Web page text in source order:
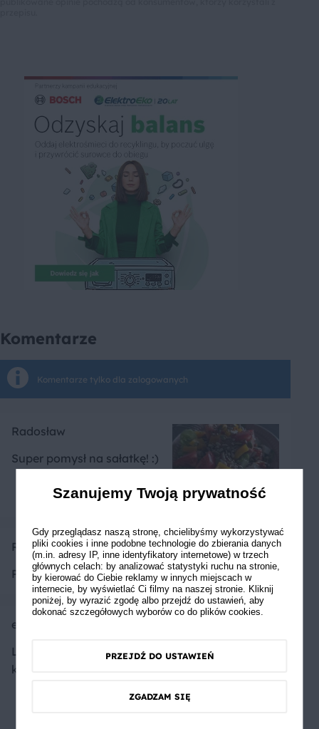
Komentarze
Komentarze tylko dla zalogowanych
Radosław
Super pomysł na sałatkę! :)
Radosław
Polecam serdecznie
ewaregina
Lekka i smaczna. Użyłam
kaszy quinoa
Szanujemy Twoją prywatność
Gdy przeglądasz naszą stronę, chcielibyśmy wykorzystywać
pliki cookies i inne podobne technologie do zbierania danych
(m.in. adresy IP, inne identyfikatory internetowe) w trzech
głównych celach: by analizować statystyki ruchu na stronie,
by kierować do Ciebie reklamy w innych miejscach w
internecie, by wyświetlać Ci filmy na naszej stronie. Kliknij
poniżej, by wyrazić zgodę albo przejdź do ustawień, aby
dokonać szczegółowych wyborów co do plików cookies.
PRZEJDŹ DO USTAWIEŃ
ZGADZAM SIĘ